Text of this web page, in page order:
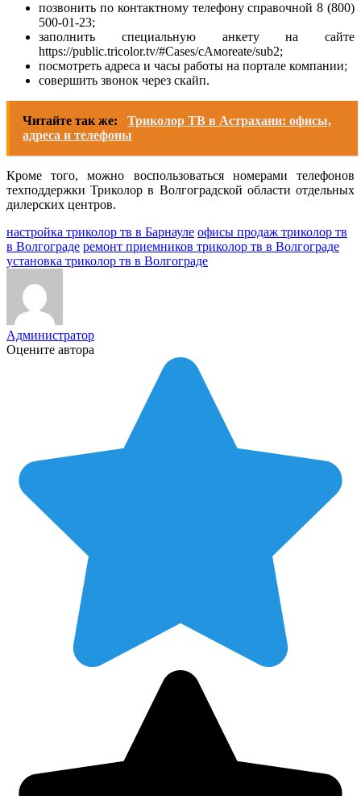
позвонить по контактному телефону справочной 8 (800)
500-01-23;
заполнить специальную анкету на сайте
https://public.tricolor.tv/#Cases/cАмоreate/sub2;
посмотреть адреса и часы работы на портале компании;
совершить звонок через скайп.
Читайте так же:
Триколор ТВ в Астрахани: офисы,
адреса и телефоны
Кроме того, можно воспользоваться номерами телефонов
техподдержки Триколор в Волгоградской области отдельных
дилерских центров.
настройка триколор тв в Барнауле офисы продаж триколор тв
в Волгограде ремонт приемников триколор тв в Волгограде
установка триколор тв в Волгограде
Администратор
Оцените автора